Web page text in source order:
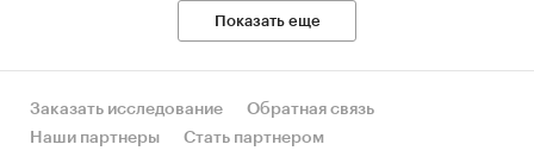
Показать еще
Заказать исследование
Обратная связь
Наши партнеры
Стать партнером